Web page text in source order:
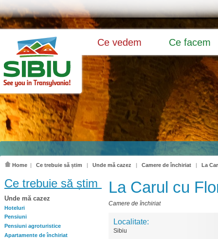
Ce vedem Ce facem
Home | Ce trebuie să știm | Unde mă cazez | Camere de închiriat | La
Ce trebuie să știm
Unde mă cazez
Hoteluri
Pensiuni
Pensiuni agroturistice
Apartamente de închiriat
La Carul cu
Camere de închiriat
Localitate:
Sibiu